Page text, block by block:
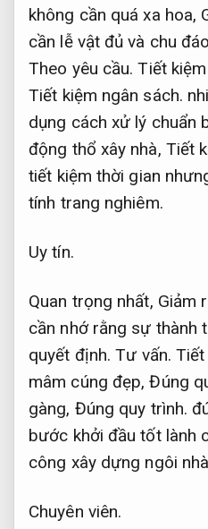
không cần quá xa hoa,
cần lễ vật đủ và chu
Theo yêu cầu. Tiết
Tiết kiệm ngân sách.
dụng cách xử lý chuẩn
động thổ xây nhà, Tiết
tiết kiệm thời gian
tính trang nghiêm.
Uy tín.
Quan trọng nhất, Giảm
cần nhớ rằng sự thành
quyết định.Tư vấn. Tiết
mâm cúng đẹp,Đúng
gàng, Đúng quy trình.
bước khởi đầu tốt lành
công xây dựng ngôi
Chuyên viên.